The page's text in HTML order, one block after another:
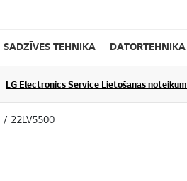
SADZĪVES TEHNIKA DATORTEHNIKA
LG Electronics Service Lietošanas
22LV5500